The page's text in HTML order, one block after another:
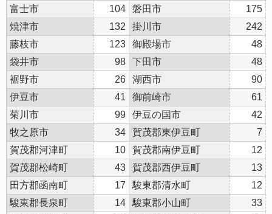
富士市
104 磐田市
175
焼津市
132 掛川市
242
藤枝市
123 御殿場市
48
袋井市
98 下田市
48
裾野市
26 湖西市
90
伊豆市
41 御前崎市
61
菊川市
99 伊豆の国市
42
牧之原市
34 賀茂郡東伊豆町
7
賀茂郡河津町
10 賀茂郡南伊豆町
12
賀茂郡松崎町
43 賀茂郡西伊豆町
13
田方郡函南町
17 駿東郡清水町
12
駿東郡長泉町
14 駿東郡小山町
33